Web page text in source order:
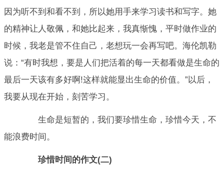
因为听不到和看不到，所以她用手来学习读书和写字。她
的精神让人敬佩，和她比起来，我真惭愧，平时做作业的
时候，我老是管不住自己，老想玩一会再写吧。海伦凯勒
说：“有时我想，要是人们把活着的每一天都看做是生命的
最后一天该有多好啊!这样就能显出生命的价值。”以后，
我要从现在开始，刻苦学习。
生命是短暂的，我们要珍惜生命，珍惜今天，不
能浪费时间。
珍惜时间的作文(二)